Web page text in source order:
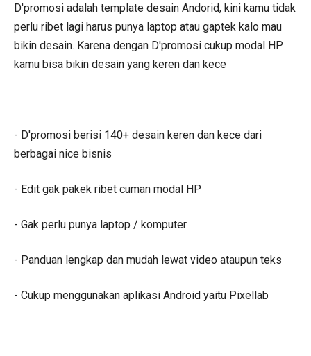
D'promosi adalah template desain Andorid, kini kamu tidak
perlu ribet lagi harus punya laptop atau gaptek kalo mau
bikin desain. Karena dengan D'promosi cukup modal HP
kamu bisa bikin desain yang keren dan kece
- D'promosi berisi 140+ desain keren dan kece dari
berbagai nice bisnis
- Edit gak pakek ribet cuman modal HP
- Gak perlu punya laptop / komputer
- Panduan lengkap dan mudah lewat video ataupun teks
- Cukup menggunakan aplikasi Android yaitu Pixellab